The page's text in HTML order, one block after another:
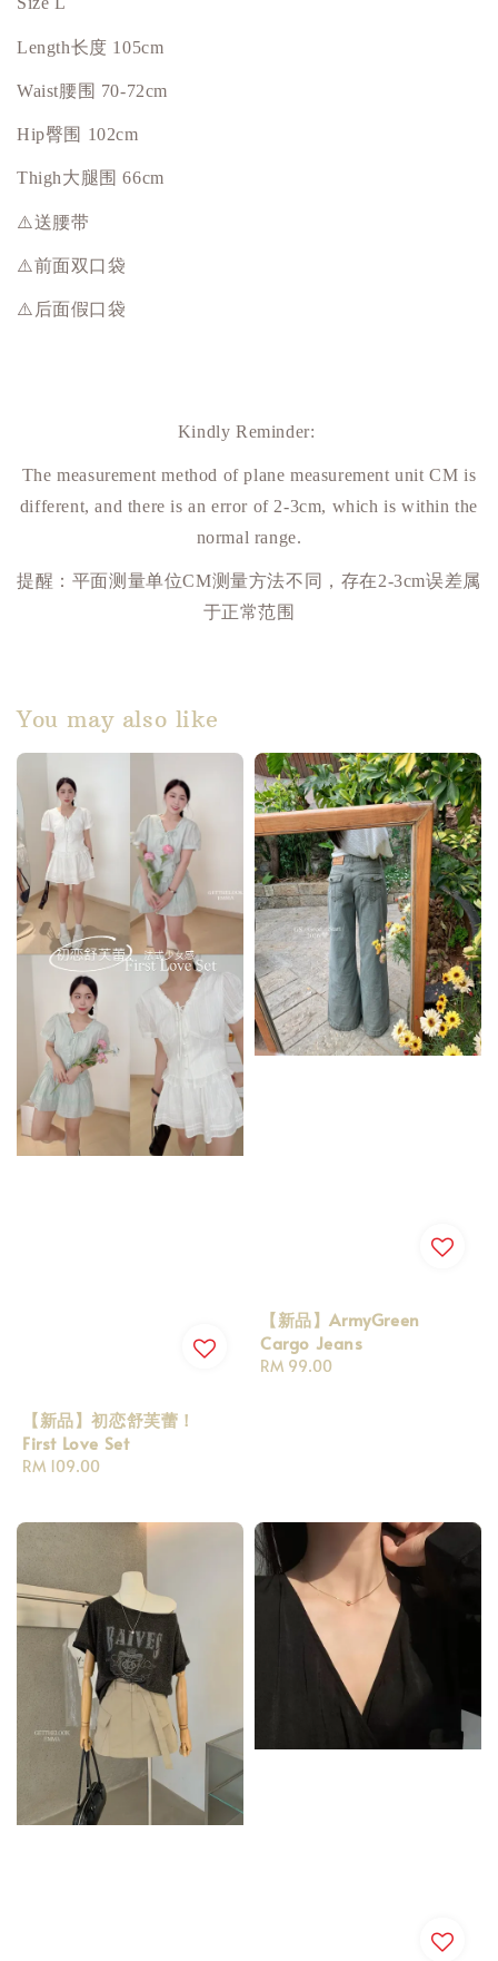
Length长度 105cm
Waist腰围 70-72cm
Hip臀围 102cm
Thigh大腿围 66cm
⚠️送腰带
⚠️前面双口袋
⚠️后面假口袋
Kindly Reminder:
The measurement method of plane measurement unit CM is
different, and there is an error of 2-3cm, which is within the
normal range.
提醒：平面测量单位CM测量方法不同，存在2-3cm误差属
于正常范围
You may also like
【新品】初恋舒芙蕾！
First Love Set
Regular
RM 109.00
【新品】ArmyGreen
Cargo Jeans
Regular
RM 99.00